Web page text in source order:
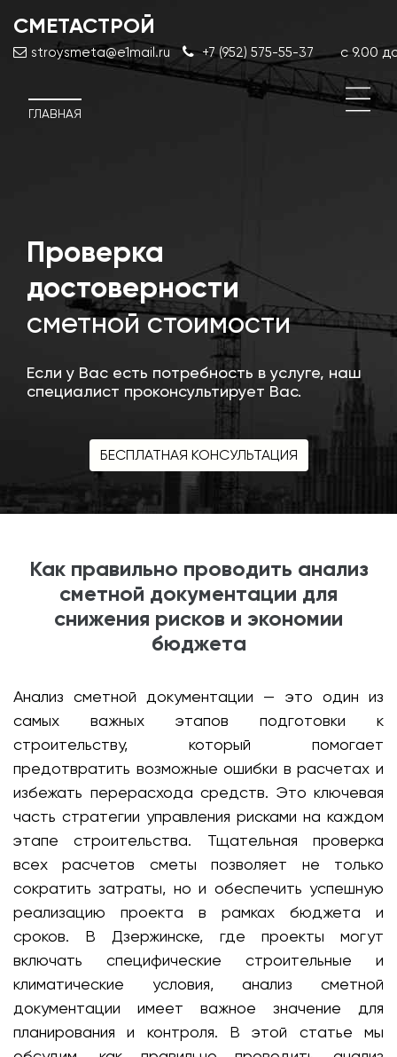
СМЕТАСТРОЙ
stroysmeta@e1mail.ru +7 (952) 575-55-37 с 9.00
ГЛАВНАЯ
Проверка
достоверности
сметной стоимости
Если у Вас есть потребность в услуге, наш
специалист проконсультирует Вас.
БЕСПЛАТНАЯ КОНСУЛЬТАЦИЯ
Как правильно проводить анализ
сметной документации для
снижения рисков и экономии
бюджета
Анализ сметной документации — это один из
самых важных этапов подготовки к
строительству, который помогает
предотвратить возможные ошибки в расчетах и
избежать перерасхода средств. Это ключевая
часть стратегии управления рисками на каждом
этапе строительства. Тщательная проверка
всех расчетов сметы позволяет не только
сократить затраты, но и обеспечить успешную
реализацию проекта в рамках бюджета и
сроков. В Дзержинске, где проекты могут
включать специфические строительные и
климатические условия, анализ сметной
документации имеет важное значение для
планирования и контроля. В этой статье мы